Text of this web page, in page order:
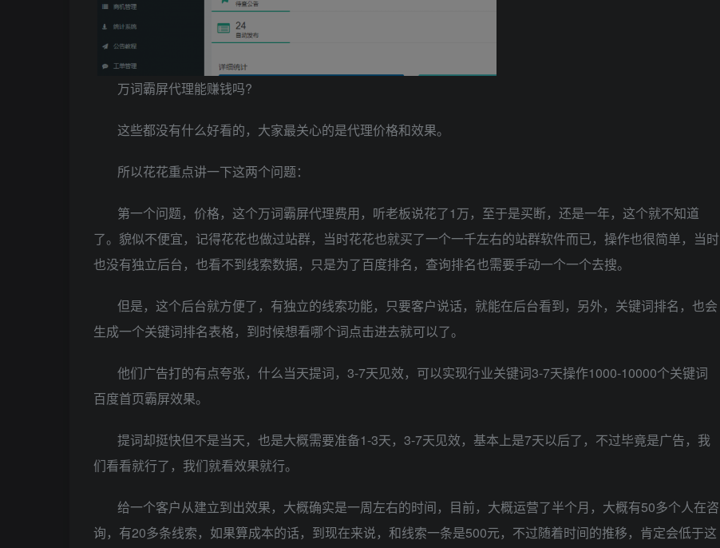
万词霸屏代理能赚钱吗?
这些都没有什么好看的，大家最关心的是代理价格和效果。
所以花花重点讲一下这两个问题：
第一个问题，价格，这个万词霸屏代理费用，听老板说花了1万，至于是买断，还是一年，这个就不知道
了。貌似不便宜，记得花花也做过站群，当时花花也就买了一个一千左右的站群软件而已，操作也很简单，当时
也没有独立后台，也看不到线索数据，只是为了百度排名，查询排名也需要手动一个一个去搜。
但是，这个后台就方便了，有独立的线索功能，只要客户说话，就能在后台看到，另外，关键词排名，也会
生成一个关键词排名表格，到时候想看哪个词点击进去就可以了。
他们广告打的有点夸张，什么当天提词，3-7天见效，可以实现行业关键词3-7天操作1000-10000个关键词
百度首页霸屏效果。
提词却挺快但不是当天，也是大概需要准备1-3天，3-7天见效，基本上是7天以后了，不过毕竟是广告，我
们看看就行了，我们就看效果就行。
给一个客户从建立到出效果，大概确实是一周左右的时间，目前，大概运营了半个月，大概有50多个人在咨
询，有20多条线索，如果算成本的话，到现在来说，和线索一条是500元，不过随着时间的推移，肯定会低于这